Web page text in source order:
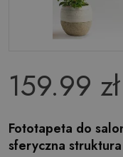
159.99 zł
Fototapeta do
sferyczna